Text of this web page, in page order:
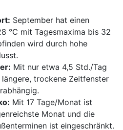
September hat einen
°C mit Tagesmaxima bis 32
wird durch hohe
Mit nur etwa 4,5 Std./Tag
längere, trockene Zeitfenster
Mit 17 Tage/Monat ist
Monat und die
ist eingeschränkt.